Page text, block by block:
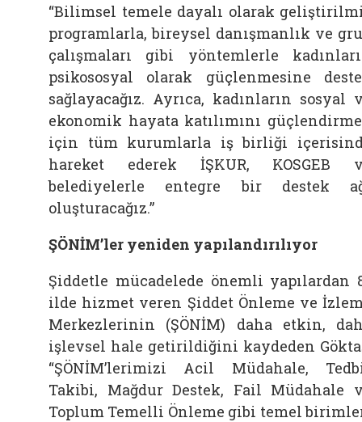
“Bilimsel temele dayalı olarak
programlarla, bireysel danışmanlık ve
çalışmaları gibi yöntemlerle
psikososyal olarak güçlenmesine
sağlayacağız. Ayrıca, kadınların sosyal
ekonomik hayata katılımını
için tüm kurumlarla iş birliği
hareket ederek İŞKUR, KOSGEB
belediyelerle entegre bir destek
oluşturacağız.”
ŞÖNİM’ler yeniden yapılandırılıyor
Şiddetle mücadelede önemli yapılardan
ilde hizmet veren Şiddet Önleme ve
Merkezlerinin (ŞÖNİM) daha etkin,
işlevsel hale getirildiğini kaydeden
“ŞÖNİM’lerimizi Acil Müdahale,
Takibi, Mağdur Destek, Fail Müdahale
Toplum Temelli Önleme gibi temel